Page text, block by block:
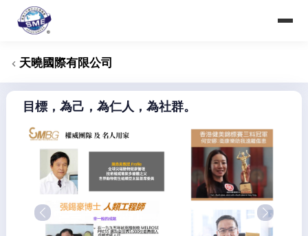
香港大中華中小企業商會
Hong Kong Greater China SME Alliance Association
天曉國際有限公司
目標，為己，為仁人，為社群。
Previous Next